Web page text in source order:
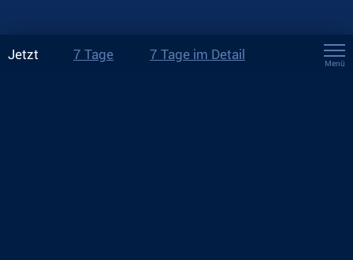
Jetzt 7 Tage 7 Tage im Detail
Menü